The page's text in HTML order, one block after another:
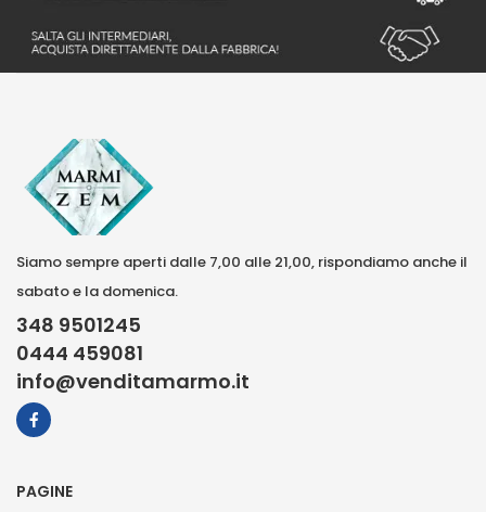
Siamo sempre aperti dalle 7,00 alle 21,00, rispondiamo anche il
sabato e la domenica.
348 9501245
0444 459081
info@venditamarmo.it
PAGINE